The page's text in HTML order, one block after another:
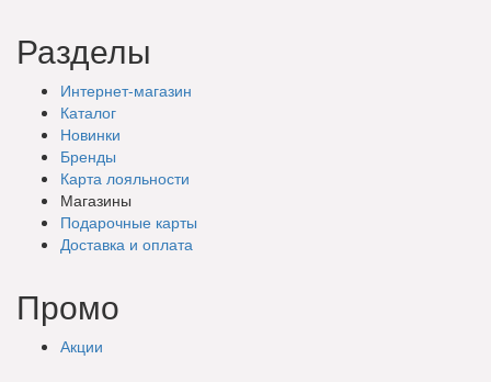
Разделы
Интернет-магазин
Каталог
Новинки
Бренды
Карта лояльности
Магазины
Подарочные карты
Доставка и оплата
Промо
Акции